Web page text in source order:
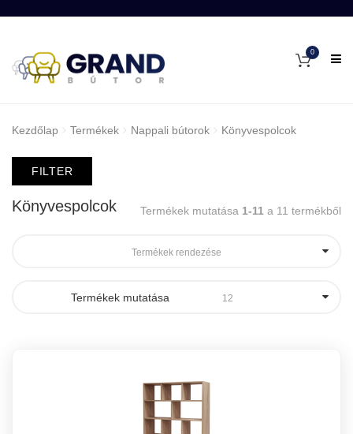
0
Kezdőlap Termékek Nappali bútorok Könyvespolcok
FILTER
Könyvespolcok Termékek mutatása 1-11 a 11 termékből
Termékek rendezése
Termékek mutatása 12